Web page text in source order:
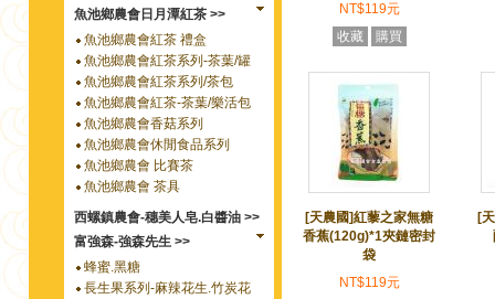
魚池鄉農會日月潭紅茶 >>
魚池鄉農會紅茶 禮盒
魚池鄉農會紅茶系列-茶葉/罐
魚池鄉農會紅茶系列/茶包
魚池鄉農會紅茶-茶葉/樂活包
魚池鄉農會香菇系列
魚池鄉農會休閒食品系列
魚池鄉農會 比賽茶
魚池鄉農會 茶具
西螺鎮農會-穗美人皂.白醬油 >>
富強森-強森先生 >>
蜂蜜.黑糖
長生果系列-麻辣花生.竹炭花
NT$119元
收藏
購買
[天農國]紅藜之家無糖
香蕉(120g)*1夾鏈密封
袋
NT$119元
[